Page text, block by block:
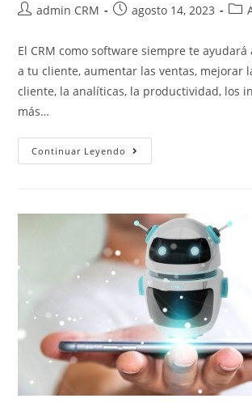
admin CRM agosto 14, 2023
El CRM como software siempre te
a tu cliente, aumentar las ventas, mejorar
cliente, la analíticas, la productividad, los
más…
Continuar Leyendo